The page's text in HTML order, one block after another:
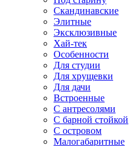
Скандинавские
Элитные
Эксклюзивные
Хай-тек
Особенности
Для студии
Для хрущевки
Для дачи
Встроенные
С антресолями
С барной стойкой
С островом
Малогабаритные